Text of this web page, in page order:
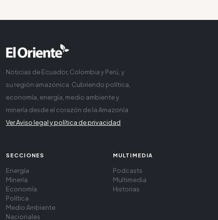
Noticias de Ecuador, Colombia y Perú, y
su región amazónica. Cubriendo política,
economía, energía, medio ambiente y
minería desde el corazón de la Amazonía
Ver Aviso legal y política de privacidad
SECCIONES
Energía
Minería
Economía
Política
Medio Ambiente
Nacionales
MULTIMEDIA
Podcasts
Multimedia
Historias